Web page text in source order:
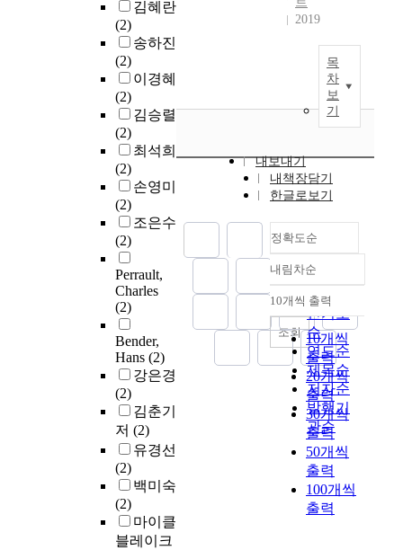
김혜란
(2)
송하진
(2)
이경혜
(2)
김승렬
(2)
최석희
(2)
손영미
(2)
조은수
(2)
Perrault,
Charles
(2)
Bender,
Hans (2)
강은경
(2)
김춘기
저 (2)
유경선
(2)
백미숙
(2)
마이클
블레이크
2019
목
차
보
기
내보내기
내책장담기
한글로보기
정확도순
정확도
순
인기도
순
연도순
제목순
저자순
발행기
관순
내림차순
내림차순
10개씩 출력
10개씩
출력
20개씩
출력
30개씩
출력
50개씩
출력
100개씩
출력
조회